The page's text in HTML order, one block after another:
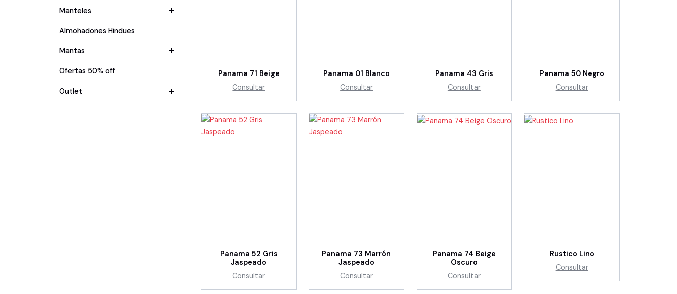
Manteles
Almohadones Hindues
Mantas
Ofertas 50% off
Outlet
Panama 71 Beige
Consultar
Panama 01 Blanco
Consultar
Panama 43 Gris
Consultar
Panama 50 Negro
Consultar
Panama 52 Gris
Jaspeado
Consultar
Panama 73 Marrón
Jaspeado
Consultar
Panama 74 Beige
Oscuro
Consultar
Rustico Lino
Consultar